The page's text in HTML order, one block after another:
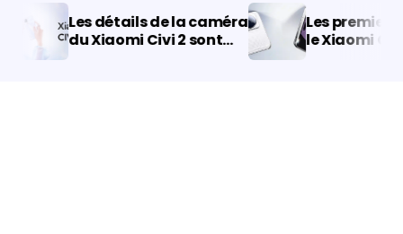
Les détails de la caméra
du Xiaomi Civi 2 sont
devenus clairs : Ce sera
Les premiers
le Xiaomi CIVI
en ligne